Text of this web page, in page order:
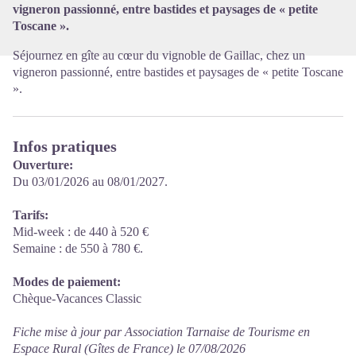
vigneron passionné, entre bastides et paysages de « petite
Toscane ».
Séjournez en gîte au cœur du vignoble de Gaillac, chez un
vigneron passionné, entre bastides et paysages de « petite Toscane
».
Infos pratiques
Ouverture:
Du 03/01/2026 au 08/01/2027.
Tarifs:
Mid-week : de 440 à 520 €
Semaine : de 550 à 780 €.
Modes de paiement:
Chèque-Vacances Classic
Fiche mise à jour par Association Tarnaise de Tourisme en
Espace Rural (Gîtes de France) le 07/08/2026